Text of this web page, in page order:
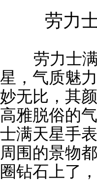
劳力
劳力士满
星，气质魅
妙无比，其
高雅脱俗的
士满天星手
周围的景物
圈钻石上了